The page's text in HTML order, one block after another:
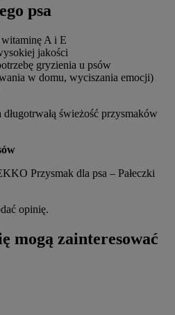
psa
A i E
jakości
gryzienia u psów
w domu, wyciszania emocji)
świeżość przysmaków
Przysmak dla psa – Pałeczki
opinię.
mogą zainteresować